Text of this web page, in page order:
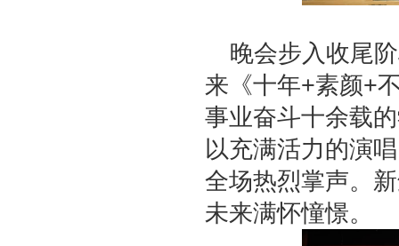
晚会步入收尾
来《十年+素颜+
事业奋斗十余载
以充满活力的演
全场热烈掌声。
未来满怀憧憬。​